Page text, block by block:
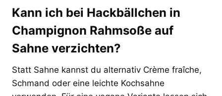
Kann ich bei Hackbällchen in
Champignon Rahmsoße auf
Sahne verzichten?
Statt Sahne kannst du alternativ Crème fraîche,
Schmand oder eine leichte Kochsahne